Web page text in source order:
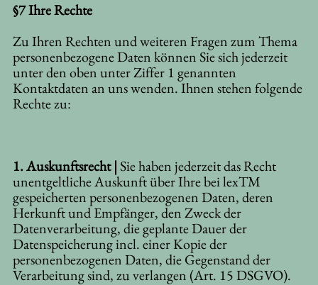
§7 Ihre Rechte
Zu Ihren Rechten und weiteren Fragen zum Thema
personenbezogene Daten können Sie sich jederzeit
unter den oben unter Ziffer 1 genannten
Kontaktdaten an uns wenden. Ihnen stehen folgende
Rechte zu:
1. Auskunftsrecht |Sie haben jederzeit das Recht
unentgeltliche Auskunft über Ihre bei lexTM
gespeicherten personenbezogenen Daten, deren
Herkunft und Empfänger, den Zweck der
Datenverarbeitung, die geplante Dauer der
Datenspeicherung incl. einer Kopie der
personenbezogenen Daten, die Gegenstand der
Verarbeitung sind, zu verlangen (Art. 15 DSGVO).